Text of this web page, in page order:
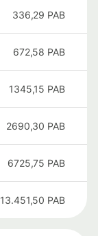
336,29 PAB
672,58 PAB
1345,15 PAB
2690,30 PAB
6725,75 PAB
13.451,50 PAB